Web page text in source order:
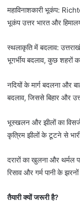
महाविनाशकारी भूकंप:
भूकंप उत्तर भारत और
स्थलाकृति में बदलाव:
भूगर्भीय बदलाव, कुछ शहरों
नदियों के मार्ग बदलना और
बदलाव, जिससे बिहार और
भूस्खलन और झीलों का
कृत्रिम झीलों के टूटने से
दरारों का खुलना और थर्मल
रिसाव और गर्म पानी के
तैयारी क्यों जरूरी है?